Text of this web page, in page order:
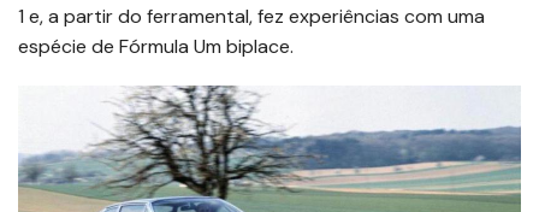
1 e, a partir do ferramental, fez experiências com uma
espécie de Fórmula Um biplace.